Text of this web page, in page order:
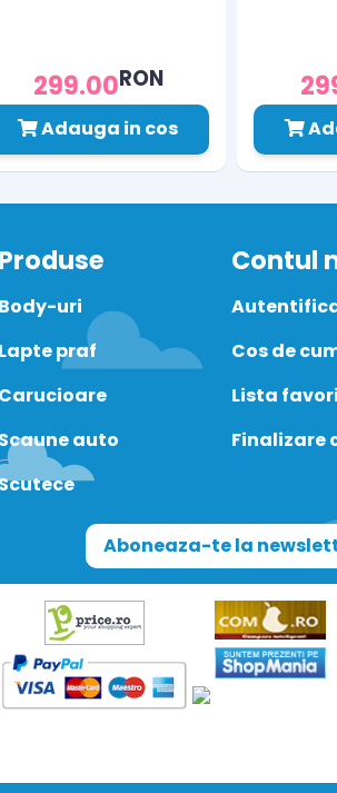
299.00RON
Adauga in cos
Produse
Body-uri
Lapte praf
Carucioare
Scaune auto
Contul
Cos de
Lista
Finalizare
Aboneaza-te la